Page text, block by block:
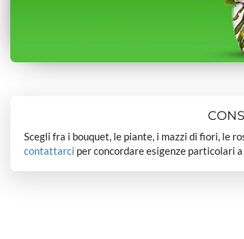
Scegli fra i bouquet, le piante, i mazzi di fiori, le
contattarci per concordare esigenze particolari a